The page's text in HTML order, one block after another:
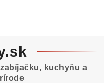
kuchyňu a